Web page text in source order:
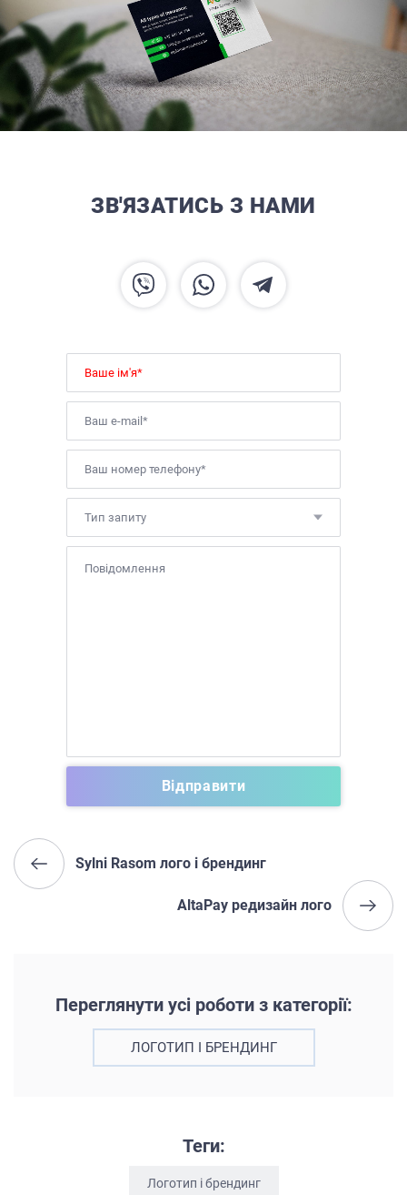
ЗВ'ЯЗАТИСЬ З НАМИ
Тип запиту
Sylni Rasom лого і брендинг
AltaPay редизайн лого
Переглянути усі роботи з категорії:
ЛОГОТИП І БРЕНДИНГ
Теги:
Логотип і брендинг